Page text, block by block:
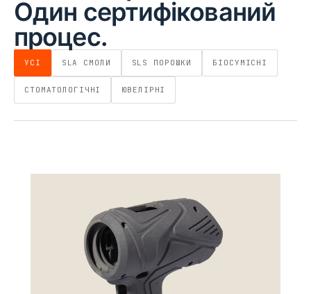
Один сертифікований
процес.
УСІ SLA СМОЛИ SLS ПОРОШКИ БІОСУМІСНІ
СТОМАТОЛОГІЧНІ ЮВЕЛІРНІ